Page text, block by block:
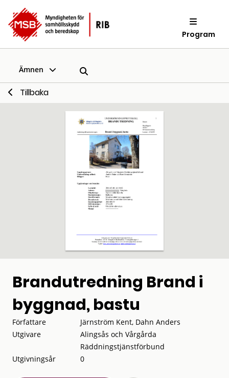
Program
Ämnen
Tillbaka
Brandutredning Brand i
byggnad, bastu
Författare
Järnström Kent, Dahn Anders
Utgivare
Alingsås och Vårgårda
Räddningstjänstförbund
Utgivningsår
0